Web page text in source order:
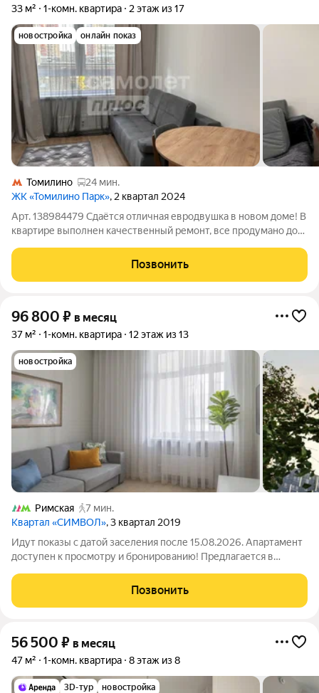
33 м² 1-комн. квартира 2 этаж из 17
новостройка онлайн показ
Томилино
24 мин.
ЖК «Томилино Парк», 2 квартал 2024
Арт. 138984479 Сдаётся отличная евродвушка в новом доме! В
квартире выполнен качественный ремонт, все продумано до
есть для комфортного проживания, не хватает только Вас!
Просторная
Позвонить
96 800 ₽ в месяц
37 м² 1-комн. квартира 12 этаж из 13
новостройка
Римская
7 мин.
Квартал «СИМВОЛ», 3 квартал 2019
Идут показы с датой заселения после 15.08.2026. Апартамент
доступен к просмотру и бронированию! Предлагается в
арендном доме «Символ» от ДОМ.РФ. №144 Доступна
рассрочка оплаты депозита на 3 месяца!
Позвонить
56 500 ₽ в месяц
47 м² 1-комн. квартира 8 этаж из 8
3D-тур новостройка